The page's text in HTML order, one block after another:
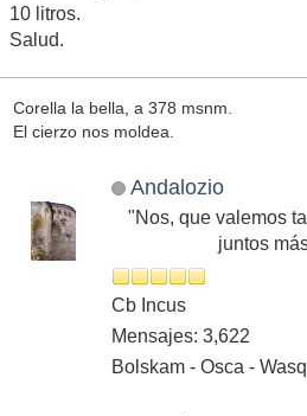
10 litros.
Salud.
Corella la bella, a 378 msnm.
El cierzo nos moldea.
Andalozio
"Nos, que valemos
juntos
Cb Incus
Mensajes: 3,622
Bolskam - Osca -